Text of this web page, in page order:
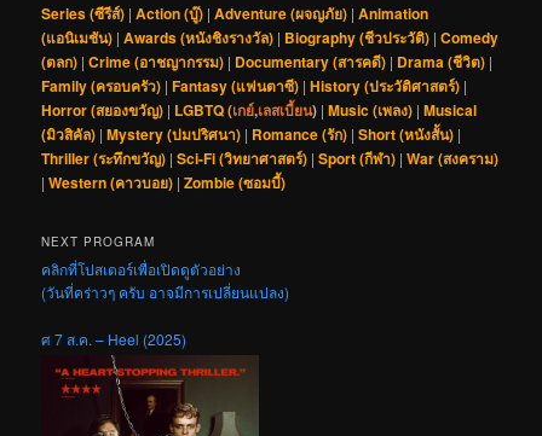
Series (ซีรีส์) |Action (บู๊) |Adventure (ผจญภัย) |Animation
(แอนิเมชัน) |Awards (หนังชิงรางวัล) | Biography (ชีวประวัติ) |Comedy
(ตลก) |Crime (อาชญากรรม) | Documentary (สารคดี) | Drama (ชีวิต) |
Family (ครอบครัว) |Fantasy (แฟนตาซี) |History (ประวัติศาสตร์) |
Horror (สยองขวัญ) | LGBTQ (เกย์,เลสเบี้ยน) |Music (เพลง) |Musical
(มิวสิคัล) |Mystery (ปมปริศนา) | Romance (รัก) |Short (หนังสั้น) |
Thriller (ระทึกขวัญ) |Sci-Fi (วิทยาศาสตร์) |Sport (กีฬา) |War (สงคราม)
|Western (คาวบอย) |Zombie (ซอมบี้)
NEXT PROGRAM
คลิกที่โปสเตอร์เพื่อเปิดดูตัวอย่าง
(วันที่คร่าวๆ ครับ อาจมีการเปลี่ยนแปลง)
ศ 7 ส.ค. – Heel (2025)